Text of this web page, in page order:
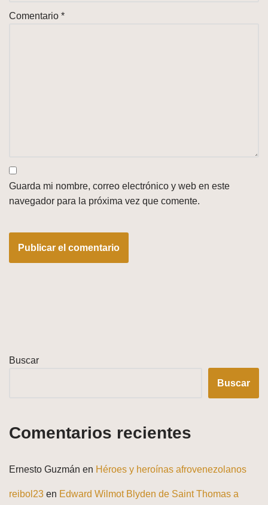
Comentario *
Guarda mi nombre, correo electrónico y web en este
navegador para la próxima vez que comente.
Buscar
Buscar
Comentarios recientes
Ernesto Guzmán en Héroes y heroínas afrovenezolanos
reibol23 en Edward Wilmot Blyden de Saint Thomas a